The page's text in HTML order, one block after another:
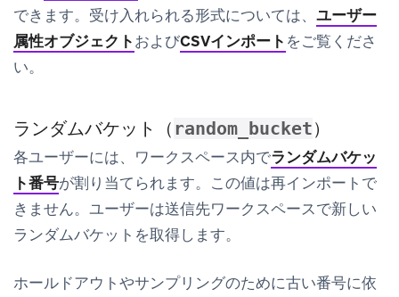
できます。受け入れられる形式については、 ユーザー
属性オブジェクトおよびCSVインポート をご覧くださ
い。
ランダムバケット（ random_bucket）
各ユーザーには、ワークスペース内でランダムバケッ
ト番号が割り当てられます。この値は再インポートで
きません。ユーザーは送信先ワークスペースで新しい
ランダムバケットを取得します。
ホールドアウトやサンプリングのために古い番号に依